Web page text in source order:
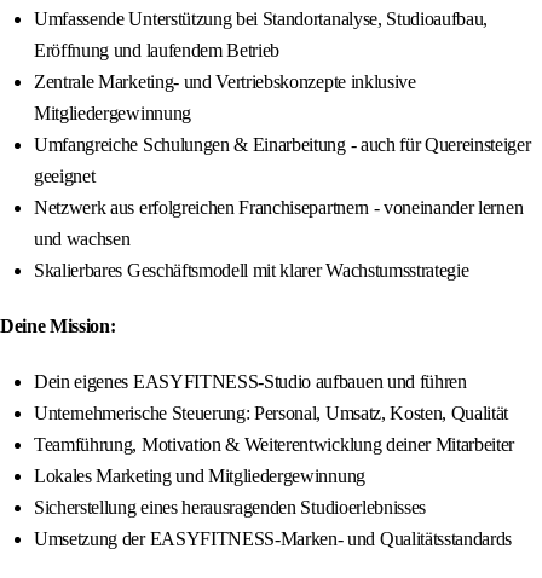
Umfassende Unterstützung bei Standortanalyse, Studioaufbau,
Eröffnung und laufendem Betrieb
Zentrale Marketing- und Vertriebskonzepte inklusive
Mitgliedergewinnung
Umfangreiche Schulungen & Einarbeitung - auch für Quereinsteiger
geeignet
Netzwerk aus erfolgreichen Franchisepartnern - voneinander lernen
und wachsen
Skalierbares Geschäftsmodell mit klarer Wachstumsstrategie
Deine Mission:
Dein eigenes EASYFITNESS-Studio aufbauen und führen
Unternehmerische Steuerung: Personal, Umsatz, Kosten, Qualität
Teamführung, Motivation & Weiterentwicklung deiner Mitarbeiter
Lokales Marketing und Mitgliedergewinnung
Sicherstellung eines herausragenden Studioerlebnisses
Umsetzung der EASYFITNESS-Marken- und Qualitätsstandards